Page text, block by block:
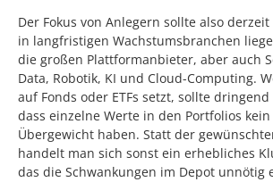
Der Fokus von Anlegern sollte also
in langfristigen Wachstumsbranchen
die großen Plattformanbieter, aber auch
Data, Robotik, KI und Cloud-Computing.
auf Fonds oder ETFs setzt, sollte
dass einzelne Werte in den Portfolios kein
Übergewicht haben. Statt der
handelt man sich sonst ein erhebliches
das die Schwankungen im Depot unnötig